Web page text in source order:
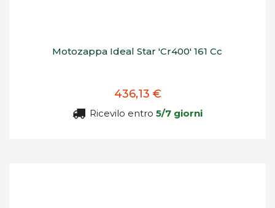
Motozappa Ideal Star 'Cr400' 161 Cc
436,13 €
Ricevilo entro 5/7 giorni